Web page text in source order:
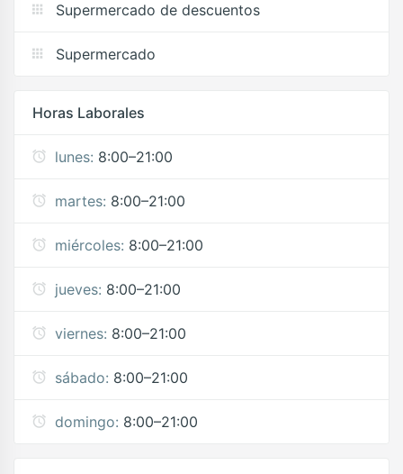
Supermercado de descuentos
Supermercado
Horas Laborales
lunes: 8:00–21:00
martes: 8:00–21:00
miércoles: 8:00–21:00
jueves: 8:00–21:00
viernes: 8:00–21:00
sábado: 8:00–21:00
domingo: 8:00–21:00